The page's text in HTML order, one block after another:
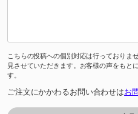
こちらの投稿への個別対応は行っておりま
見させていただきます。お客様の声をもと
す。
ご注文にかかわるお問い合わせはお